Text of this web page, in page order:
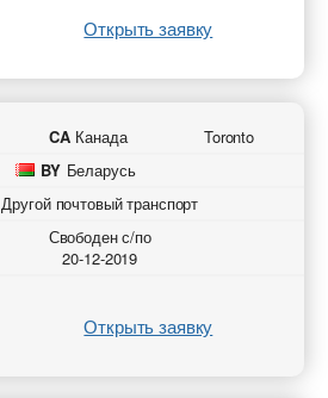
Открыть заявку
CA Канада Toronto
BY Беларусь
Другой почтовый транспорт
Свободен с/по
20-12-2019
Открыть заявку